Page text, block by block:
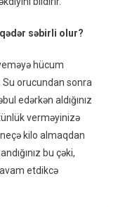
səbirli olur?
hücum
Su orucundan sonra
edərkən aldığınız
verməyinizə
kilo almaqdan
bu çəki,
etdikcə